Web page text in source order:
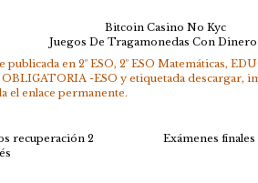
Bitcoin Casino No Kyc
Juegos De Tragamonedas Con Dinero
publicada en 2º ESO, 2º ESO Matemáticas,
-ESO y etiquetada descargar,
el enlace permanente.
recuperación 2
Exámenes